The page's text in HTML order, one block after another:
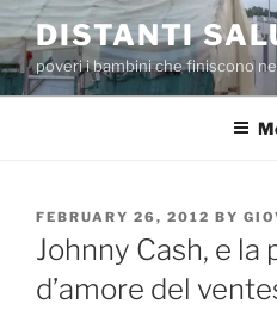
Skip
to
content
DISTANTI
poveri i bambini che finiscono
POSTED
ON
FEBRUARY 26, 2012 BY
Johnny Cash, e la
d’amore del